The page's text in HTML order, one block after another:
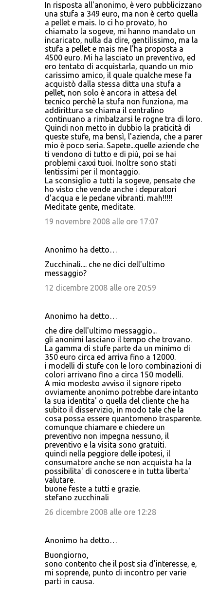
In risposta all'anonimo, è vero pubblicizzano
una stufa a 349 euro, ma non è certo quella
a pellet e mais. Io ci ho provato, ho
chiamato la sogeve, mi hanno mandato un
incaricato, nulla da dire, gentilissimo, ma la
stufa a pellet e mais me l'ha proposta a
4500 euro. Mi ha lasciato un preventivo, ed
ero tentato di acquistarla, quando un mio
carissimo amico, il quale qualche mese fa
acquistò dalla stessa ditta una stufa a
pellet, non solo è ancora in attesa del
tecnico perchè la stufa non funziona, ma
addirittura se chiama il centralino
continuano a rimbalzarsi le rogne tra di loro.
Quindi non metto in dubbio la praticità di
queste stufe, ma bensì, l'azienda, che a parer
mio è poco seria. Sapete...quelle aziende che
ti vendono di tutto e di più, poi se hai
problemi caxxi tuoi. Inoltre sono stati
lentissimi per il montaggio.
La sconsiglio a tutti la sogeve, pensate che
ho visto che vende anche i depuratori
d'acqua e le pedane vibranti. mah!!!!!
Meditate gente, meditate.
19 novembre 2008 alle ore 17:07
Anonimo ha detto…
Zucchinali.... che ne dici dell'ultimo
messaggio?
12 dicembre 2008 alle ore 20:59
Anonimo ha detto…
che dire dell'ultimo messaggio...
gli anonimi lasciano il tempo che trovano.
La gamma di stufe parte da un minimo di
350 euro circa ed arriva fino a 12000.
i modelli di stufe con le loro combinazioni di
colori arrivano fino a circa 150 modelli.
A mio modesto avviso il signore ripeto
ovviamente anonimo potrebbe dare intanto
la sua identita' o quella del cliente che ha
subito il disservizio, in modo tale che la
cosa possa essere quantomeno trasparente.
comunque chiamare e chiedere un
preventivo non impegna nessuno, il
preventivo e la visita sono gratuiti.
quindi nella peggiore delle ipotesi, il
consumatore anche se non acquista ha la
possibilita' di conoscere e in tutta liberta'
valutare.
buone feste a tutti e grazie.
stefano zucchinali
26 dicembre 2008 alle ore 12:28
Anonimo ha detto…
Buongiorno,
sono contento che il post sia d'interesse, e,
mi soprende, punto di incontro per varie
parti in causa.